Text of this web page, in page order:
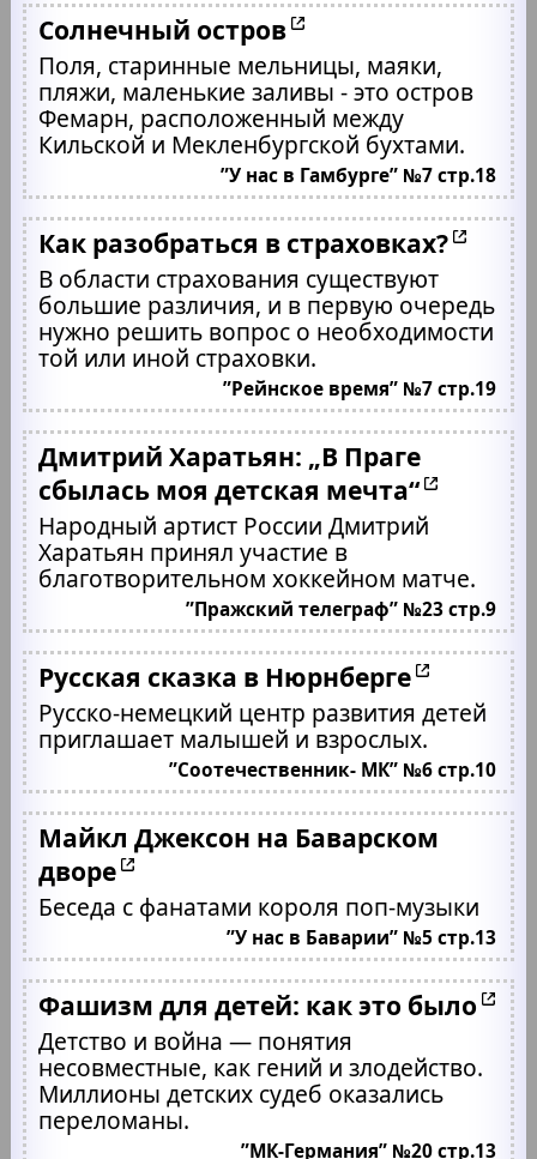
Солнечный остров
Поля, старинные мельницы, маяки,
пляжи, маленькие заливы - это остров
Фемарн, расположенный между
Кильской и Мекленбургской бухтами.
”У нас в Гамбурге” №7 стр.18
Как разобраться в страховках?
В области страхования существуют
большие различия, и в первую очередь
нужно решить вопрос о необходимости
той или иной страховки.
”Рейнское время” №7 стр.19
Дмитрий Харатьян: „В Праге
сбылась моя детская мечта“
Народный артист России Дмитрий
Харатьян принял участие в
благотворительном хоккейном матче.
”Пражский телеграф” №23 стр.9
Русская сказка в Нюрнберге
Русско-немецкий центр развития детей
приглашает малышей и взрослых.
”Соотечественник- МК” №6 стр.10
Майкл Джексон на Баварском
дворе
Беседа с фанатами короля поп-музыки
”У нас в Баварии” №5 стр.13
Фашизм для детей: как это было
Детство и война — понятия
несовместные, как гений и злодейство.
Миллионы детских судеб оказались
переломаны.
”МК-Германия” №20 стр.13